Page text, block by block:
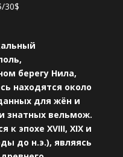
30$
берегу Нила,
находятся около
для жён и
знатных вельмож.
к эпохе XVIII, XIX и
до н.э.), являясь